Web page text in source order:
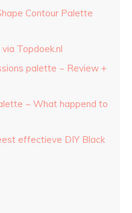
Contour Palette
Topdoek.nl
palette ~ Review +
~ What happend to
effectieve DIY Black